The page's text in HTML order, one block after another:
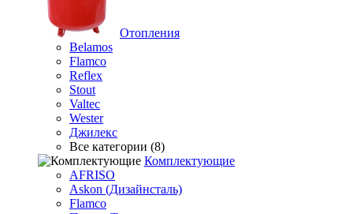
Отопления
Belamos
Flamco
Reflex
Stout
Valtec
Wester
Джилекс
Все категории (8)
Комплектующие
AFRISO
Askon (Дизайнсталь)
Flamco